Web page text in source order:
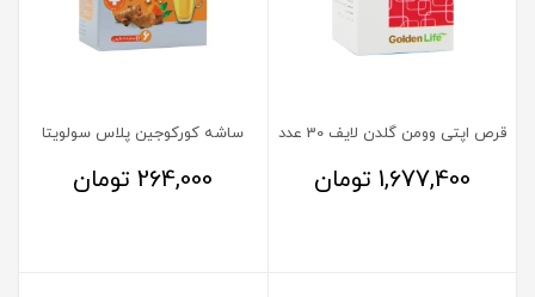
قرص اپتی وومن گلدن لایف 30 عدد
1,677,400 تومان
ساشه کورکوجین پلاس سولویتا
264,000تومان